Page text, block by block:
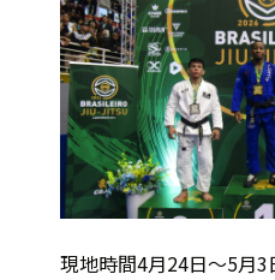
現地時間4月24日～5月